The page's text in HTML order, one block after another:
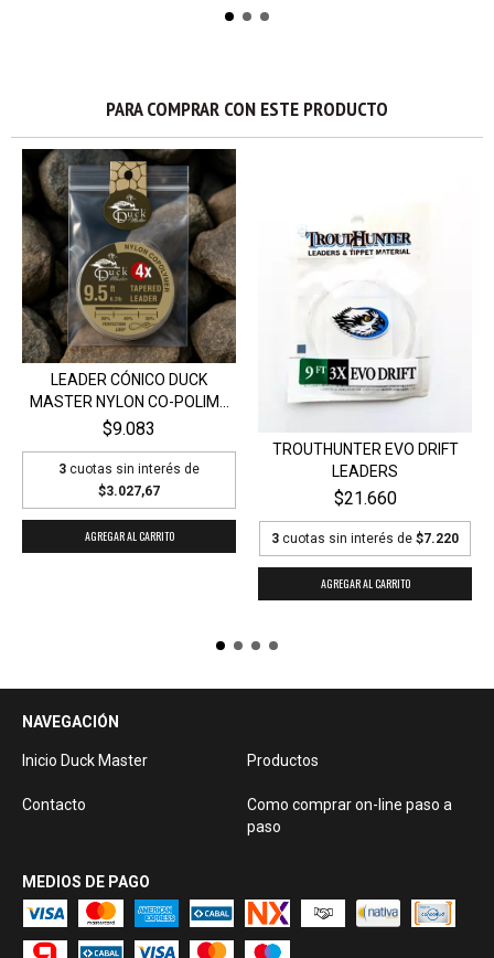
PARA COMPRAR CON ESTE PRODUCTO
LEADER CÓNICO DUCK
MASTER NYLON CO-POLIM...
$9.083
3 cuotas sin interés de
$3.027,67
AGREGAR AL CARRITO
TROUTHUNTER EVO DRIFT
LEADERS
$21.660
3 cuotas sin interés de $7.220
AGREGAR AL CARRITO
NAVEGACIÓN
Inicio Duck Master Productos
Contacto
Como comprar on-line paso a
paso
MEDIOS DE PAGO